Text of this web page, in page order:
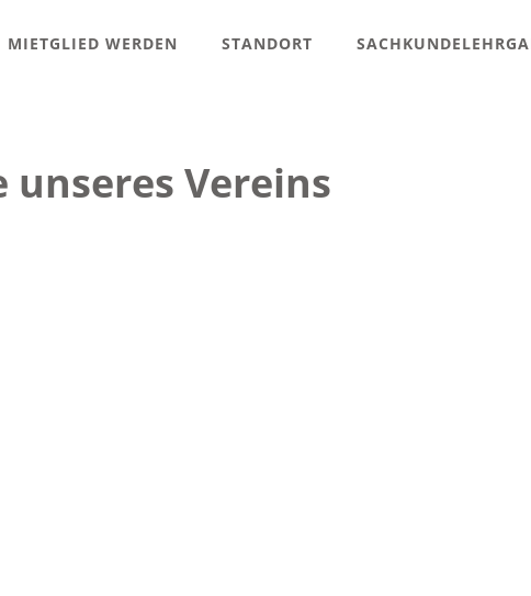
MIETGLIED WERDEN STANDORT
unseres Vereins